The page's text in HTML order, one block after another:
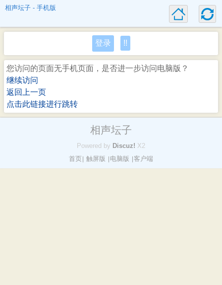
相声坛子 - 手机版
登录 !!
您访问的页面无手机页面，是否进一步访问电脑版？
继续访问
返回上一页
点击此链接进行跳转
相声坛子
Powered by Discuz! X2
首页 触屏版 电脑版 客户端